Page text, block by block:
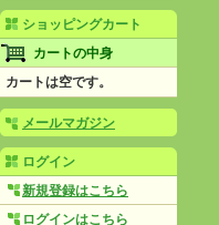
ショッピングカート
カートの中身
カートは空です。
メールマガジン
ログイン
新規登録はこちら
ログインはこちら